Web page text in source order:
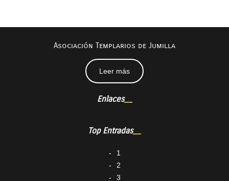
Asociación Templarios de Jumilla
Leer más
Enlaces
Top Entradas
1
2
3